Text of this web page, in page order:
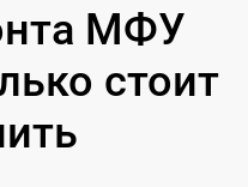
МФУ
стоит